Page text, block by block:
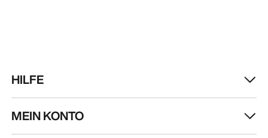
HILFE
MEIN KONTO